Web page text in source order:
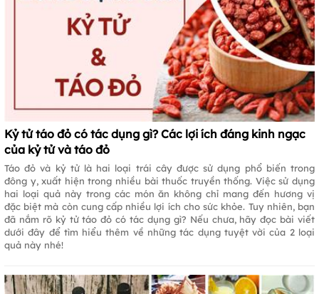
Kỷ tử táo đỏ có tác dụng gì? Các lợi ích đáng kinh ngạc
của kỷ tử và táo đỏ
Táo đỏ và kỷ tử là hai loại trái cây được sử dụng phổ biến trong
đông y, xuất hiện trong nhiều bài thuốc truyền thống. Việc sử dụng
hai loại quả này trong các món ăn không chỉ mang đến hương vị
đặc biệt mà còn cung cấp nhiều lợi ích cho sức khỏe. Tuy nhiên, bạn
đã nắm rõ kỷ tử táo đỏ có tác dụng gì? Nếu chưa, hãy đọc bài viết
dưới đây để tìm hiểu thêm về những tác dụng tuyệt vời của 2 loại
quả này nhé!